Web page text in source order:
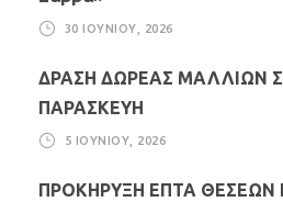
30 ΙΟΥΝΊΟΥ, 2026
ΔΡΑΣΗ ΔΩΡΕΑΣ ΜΑΛΛΙΩΝ
ΠΑΡΑΣΚΕΥΗ
5 ΙΟΥΝΊΟΥ, 2026
ΠΡΟΚΗΡΥΞΗ ΕΠΤΑ ΘΕΣΕΩΝ